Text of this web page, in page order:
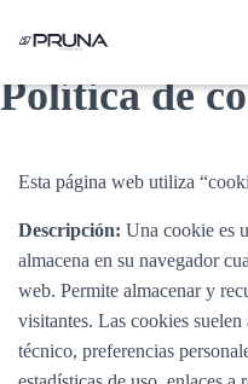
Política de
Esta página web utiliza
Descripción: Una cookie es
almacena en su navegador
web. Permite almacenar y
visitantes. Las cookies
técnico, preferencias